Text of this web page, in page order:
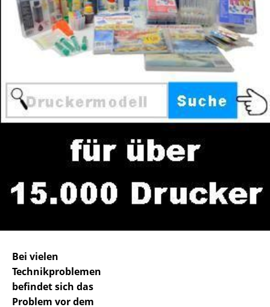
Bei vielen
Technikproblemen
befindet sich das
Problem vor dem